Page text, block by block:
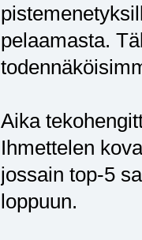
pelaamasta.
Aika
Ihmettelen
jossain top-5
loppuun.